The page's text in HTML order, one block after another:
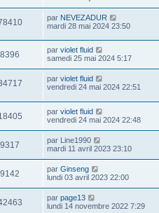
par NEVEZADUR
mardi 28 mai 2024 23:50
8396 par violet fluid
samedi 25 mai 2024 5:17
par violet fluid
vendredi 24 mai 2024 22:51
par violet fluid
vendredi 24 mai 2024 22:48
9317 par Line1990
mardi 11 avril 2023 23:10
9142 par Ginseng
lundi 03 avril 2023 22:00
par page13
lundi 14 novembre 2022 7:29